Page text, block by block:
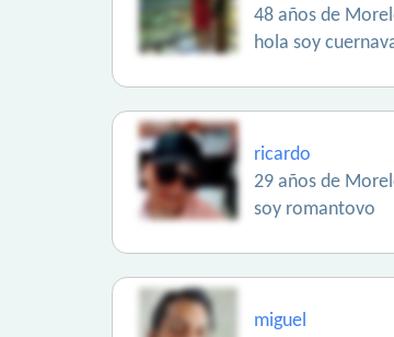
48 años de
hola soy
ricardo
29 años de
soy romantovo
miguel